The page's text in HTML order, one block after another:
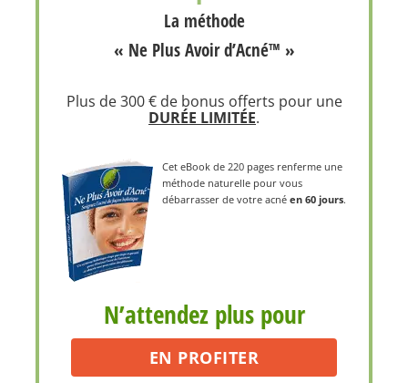
La méthode
« Ne Plus Avoir d’Acné™ »
Plus de 300 € de bonus offerts pour une
DURÉE LIMITÉE.
Cet eBook de 220 pages renferme une
méthode naturelle pour vous
débarrasser de votre acné en 60 jours.
N’attendez plus pour
EN PROFITER